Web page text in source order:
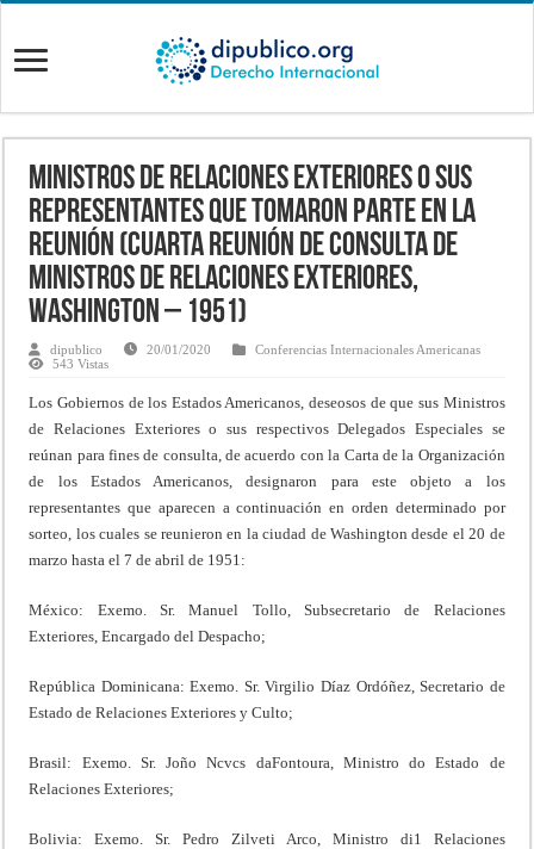
Ministros de Relaciones Exteriores o sus
representantes que tomaron parte en la
Reunión (Cuarta Reunión de Consulta de
Ministros de Relaciones Exteriores,
Washington – 1951)
dipublico 20/01/2020
Conferencias Internacionales Americanas
543 Vistas
Los Gobiernos de los Estados Americanos, deseosos de que sus Ministros
de Relaciones Exteriores o sus respectivos Delegados Especiales se
reúnan para fines de consulta, de acuerdo con la Carta de la Organización
de los Estados Americanos, designaron para este objeto a los
representantes que aparecen a continuación en orden determinado por
sorteo, los cuales se reunieron en la ciudad de Washington desde el 20 de
marzo hasta el 7 de abril de 1951:
México: Exemo. Sr. Manuel Tollo, Subsecretario de Relaciones
Exteriores, Encargado del Despacho;
República Dominicana: Exemo. Sr. Virgilio Díaz Ordóñez, Secretario de
Estado de Relaciones Exteriores y Culto;
Brasil: Exemo. Sr. Joño Ncvcs daFontoura, Ministro do Estado de
Relaciones Exteriores;
Bolivia: Exemo. Sr. Pedro Zilveti Arco, Ministro di1 Relaciones